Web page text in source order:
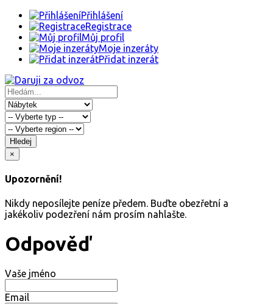
Přihlášení
Registrace
Můj profil
Moje inzeráty
Přidat inzerát
Hledej
×
Upozornění!
Nikdy neposílejte peníze předem. Buďte obezřetní a
jakékoliv podezření nám prosím nahlašte.
Odpověď
Vaše jméno
Email